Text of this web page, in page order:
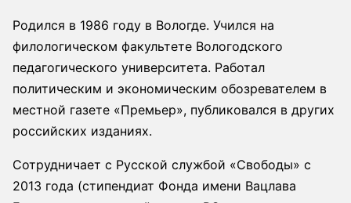
Родился в 1986 году в Вологде. Учился на
филологическом факультете Вологодского
педагогического университета. Работал
политическим и экономическим обозревателем в
местной газете «Премьер», публиковался в других
российских изданиях.
Сотрудничает с Русской службой «Свободы» с
2013 года (стипендиат Фонда имени Вацлава